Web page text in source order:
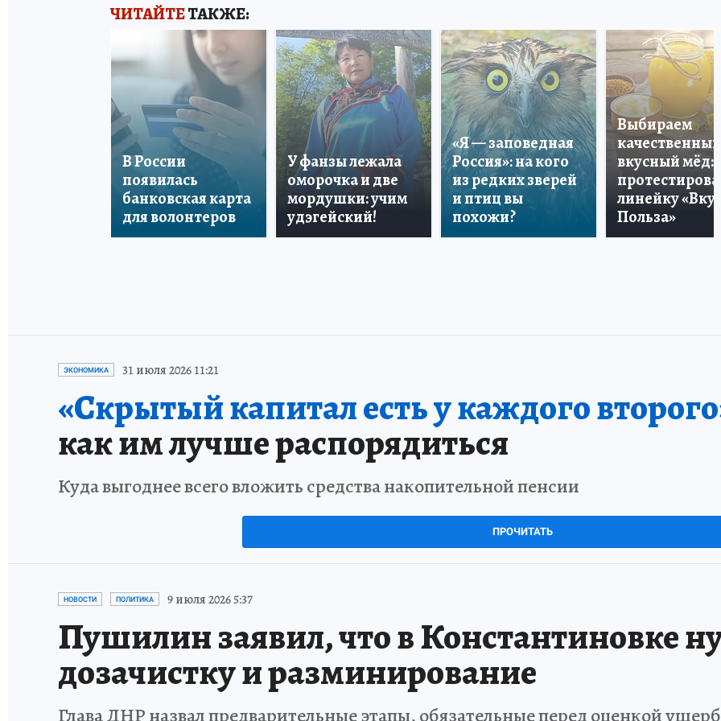
ЧИТАЙТЕТАКЖЕ:
В России
появилась
банковская карта
для волонтеров
У фанзы лежала
оморочка и две
мордушки: учим
удэгейский!
«Я — заповедная
Россия»: на кого
из редких зверей
и птиц вы
похожи?
Выбираем
качественный
вкусный мёд:
линейку «Вкус
Польза»
ЭКОНОМИКА 31 июля 2026 11:21
«Скрытый капитал есть у каждого
как им лучше распорядиться
Куда выгоднее всего вложить средства накопительной пенсии
ПРОЧИТАТЬ
НОВОСТИ ПОЛИТИКА 9 июля 2026 5:37
Пушилин заявил, что в Константиновке
дозачистку и разминирование
Глава ДНР назвал предварительные этапы, обязательные перед оценкой